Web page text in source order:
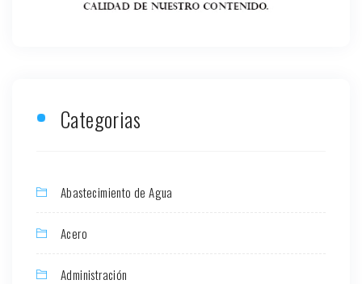
Categorias
Abastecimiento de Agua
Acero
Administración